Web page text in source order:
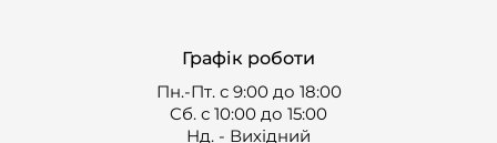
Графік роботи
Пн.-Пт. с 9:00 до 18:00
Cб. с 10:00 до 15:00
Нд. - Вихідний